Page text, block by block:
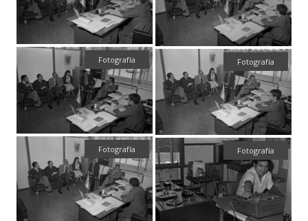
Fotografía Fotografía
Fotografía Fotografía